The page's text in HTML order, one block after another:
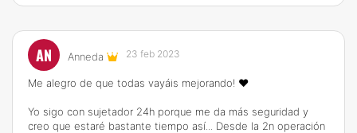
AN Anneda 23 feb 2023
Me alegro de que todas vayáis mejorando! ❤️
Yo sigo con sujetador 24h porque me da más seguridad y
creo que estaré bastante tiempo así... Desde la 2n operación